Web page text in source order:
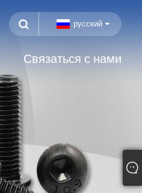
русский
Связаться с нами